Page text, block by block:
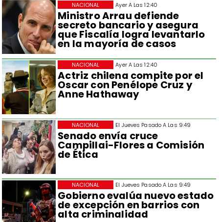
Ayer A Las 12:40
Ministro Arrau defiende
secreto bancario y asegura
que Fiscalía logra levantarlo
en la mayoría de casos
NACIONAL
Ayer A Las 12:40
Actriz chilena compite por el
Oscar con Penélope Cruz y
Anne Hathaway
NACIONAL
El Jueves Pasado A Las 9:49
Senado envía cruce
Campillai-Flores a Comisión
de Ética
NACIONAL
El Jueves Pasado A Las 9:49
Gobierno evalúa nuevo estado
de excepción en barrios con
alta criminalidad
NACIONAL